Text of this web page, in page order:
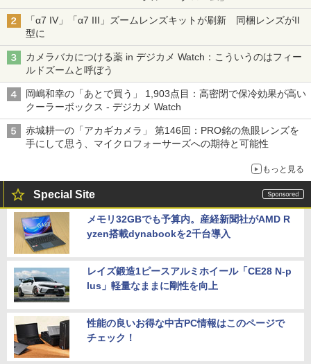
「α7 IV」「α7 III」ズームレンズキットが刷新 同梱レンズがII
型に
カメラバカにつける薬 in デジカメ Watch：こういうのはフィー
ルドズームと呼ぼう
岡嶋和幸の「あとで買う」 1,903点目：高密閉で保冷効果が高い
クーラーボックス - デジカメ Watch
赤城耕一の「アカギカメラ」 第146回：PRO銘の魚眼レンズを
手にして思う、マイクロフォーサーズへの期待と可能性
もっと見る
Special Site
メモリ32GBでも予算内。産経新聞社がAMD R
yzen搭載dynabookを2千台導入
レイズ鍛造1ピースアルミホイール「CE28 N-p
lus」軽量なままに剛性を向上
性能の良いお得な中古PC情報はこのページで
チェック！